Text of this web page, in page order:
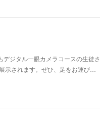
デジタル一眼カメラコースの生徒さ
示されます。ぜひ、足をお運び…